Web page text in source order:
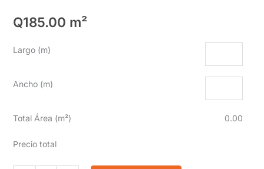
Q185.00 m²
Largo (m)
Ancho (m)
Total Área (m²) 0.00
Precio total